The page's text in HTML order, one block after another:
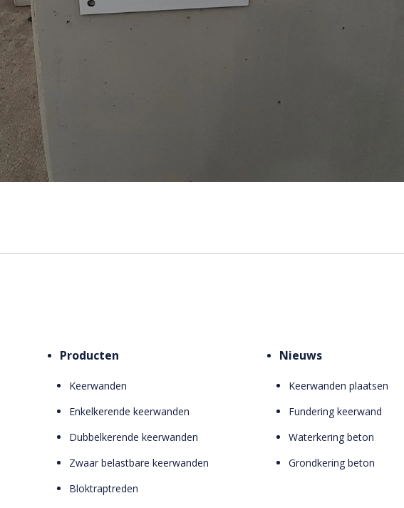
Producten
Keerwanden
Enkelkerende keerwanden
Dubbelkerende keerwanden
Zwaar belastbare keerwanden
Bloktraptreden
Nieuws
Keerwanden plaatsen
Fundering keerwand
Waterkering beton
Grondkering beton